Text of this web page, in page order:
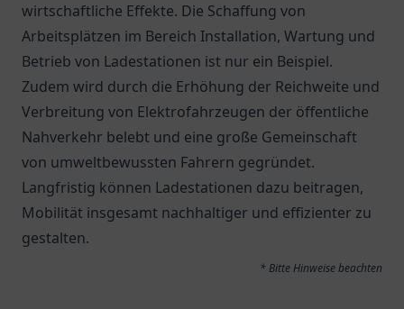
wirtschaftliche Effekte. Die Schaffung von
Arbeitsplätzen im Bereich Installation, Wartung und
Betrieb von Ladestationen ist nur ein Beispiel.
Zudem wird durch die Erhöhung der Reichweite und
Verbreitung von Elektrofahrzeugen der öffentliche
Nahverkehr belebt und eine große Gemeinschaft
von umweltbewussten Fahrern gegründet.
Langfristig können Ladestationen dazu beitragen,
Mobilität insgesamt nachhaltiger und effizienter zu
gestalten.
* Bitte Hinweise beachten